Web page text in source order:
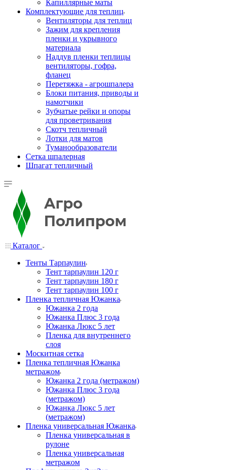
Капиллярные маты
Комплектующие для теплиц
Вентиляторы для теплиц
Зажим для крепления
пленки и укрывного
материала
Наддув пленки теплицы
вентиляторы, гофра,
фланец
Перетяжка - агрошпалера
Блоки питания, приводы и
намотчики
Зубчатые рейки и опоры
для проветривания
Скотч тепличный
Лотки для матов
Туманообразователи
Сетка шпалерная
Шпагат тепличный
Каталог
Тенты Тарпаулин
Тент тарпаулин 120 г
Тент тарпаулин 180 г
Тент тарпаулин 100 г
Пленка тепличная Южанка
Южанка 2 года
Южанка Плюс 3 года
Южанка Люкс 5 лет
Пленка для внутреннего
слоя
Москитная сетка
Пленка тепличная Южанка
метражом
Южанка 2 года (метражом)
Южанка Плюс 3 года
(метражом)
Южанка Люкс 5 лет
(метражом)
Пленка универсальная Южанка
Пленка универсальная в
рулоне
Пленка универсальная
метражом